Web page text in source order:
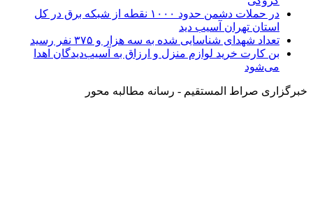
در حملات دشمن حدود ۱۰۰۰ نقطه از شبکه برق در کل
استان تهران آسیب دید
تعداد شهدای شناسایی شده به سه هزار و ۳۷۵ نفر رسید
بن کارت خرید لوازم منزل و ارزاق به آسیب‌دیدگان اهدا
می‌شود
خبرگزاری صراط المستقیم - رسانه مطالبه محور